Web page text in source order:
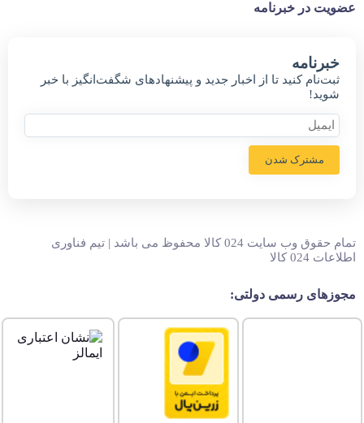
عضویت در خبرنامه
خبر‌نامه
ثبت‌نام کنید تا از اخبار جدید و پیشنهاد‌های شگفت‌انگیز با خبر
شوید!
مشترک شدن
تمام حقوق وب سایت 024 کالا محفوظ می باشد | تیم فناوری
اطلاعات 024 کالا
مجوزهای رسمی دولتی: